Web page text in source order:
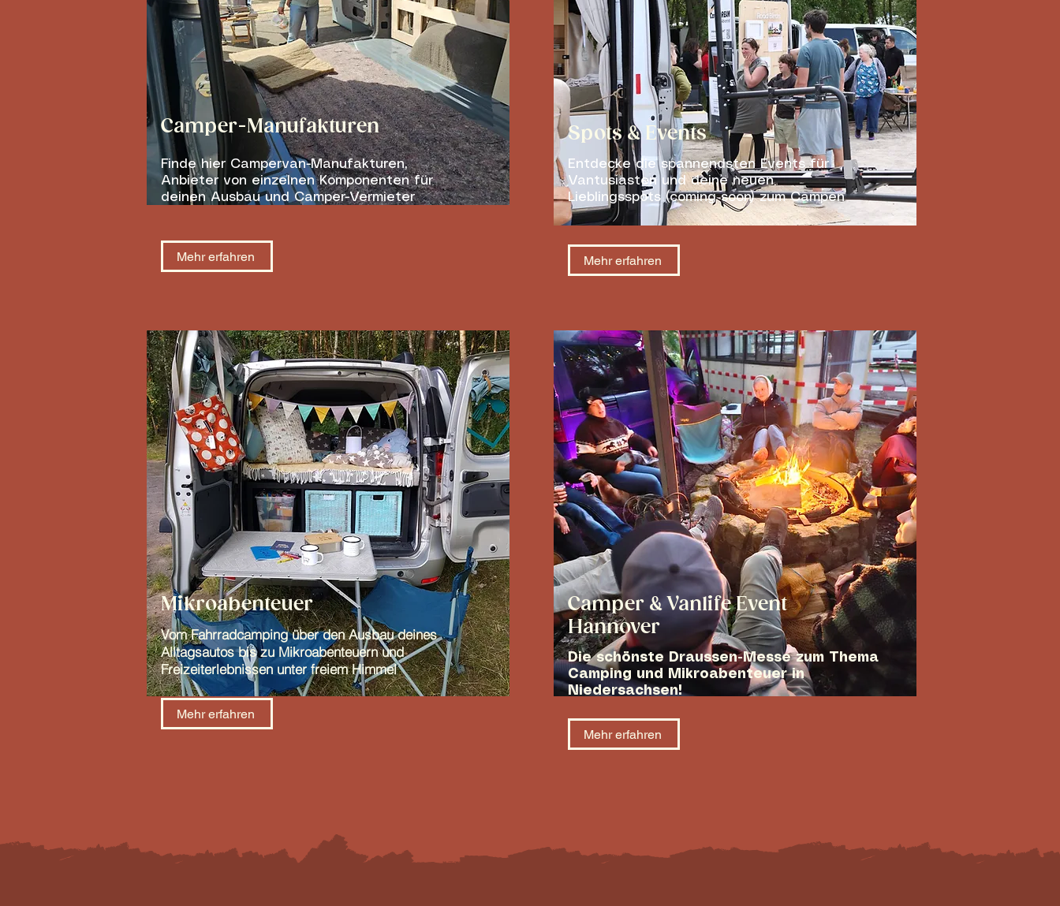
Camper-Manufakturen
Finde hier Campervan-Manufakturen,
Anbieter von einzelnen Komponenten für
deinen Ausbau und Camper-Vermieter
Mehr erfahren
Mikroabenteuer
Vom Fahrradcamping über den Ausbau deines
Alltagsautos bis zu Mikroabenteuern und
Freizeiterlebnissen unter freiem Himmel
Mehr erfahren
Spots & Events
Entdecke die spannendsten Events für
Vantusiasten und deine neuen
Lieblingsspots (coming soon) zum Campen
Mehr erfahren
Camper & Vanlife Event
Hannover
Die schönste Draussen-Messe zum Thema
Camping und Mikroabenteuer in
Niedersachsen!
Mehr erfahren